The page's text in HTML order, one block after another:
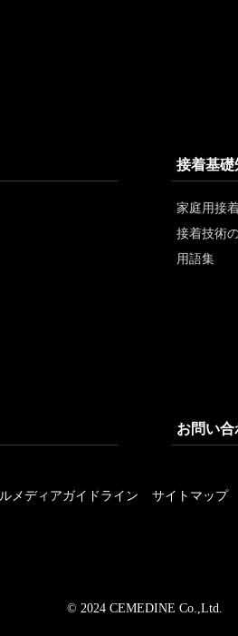
接着基礎
家庭用接
接着技術
用語集
お問い合
メディアガイドライン サイトマップ
© 2024 CEMEDINE Co.,Ltd.